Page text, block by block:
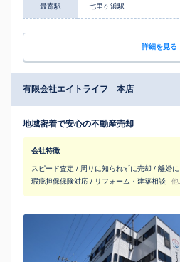
最寄駅 七里ヶ浜駅
詳細を見る
有限会社エイトライフ 本店
地域密着で安心の不動産売却
会社特徴
スピード査定 / 周りに知られずに売却 / 離婚
瑕疵担保保険対応 / リフォーム・建築相談
他